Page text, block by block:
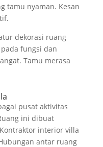
tamu nyaman. Kesan
dekorasi ruang
fungsi dan
Tamu merasa
pusat aktivitas
ini dibuat
interior villa
antar ruang